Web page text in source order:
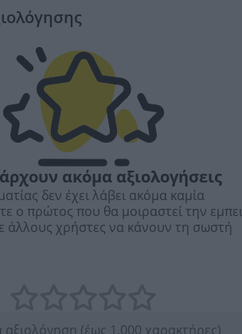
ακόμα αξιολογήσεις
δεν έχει λάβει ακόμα καμία
ο πρώτος που θα μοιραστεί την
άλλους χρήστες να κάνουν τη σωστή